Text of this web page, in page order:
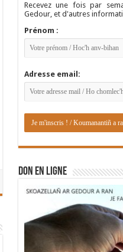
Recevez une fois par
Gedour, et d'autres
Prénom :
Adresse email:
DON EN LIGNE